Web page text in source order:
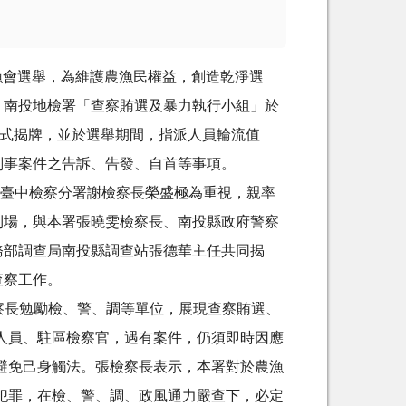
舉，為維護農漁民權益，創造乾淨選
投地檢署「查察賄選及暴力執行小組」於
揭牌，並於選舉期間，指派人員輪流值
案件之告訴、告發、自首等事項。
檢察分署謝檢察長榮盛極為重視，親率
，與本署張曉雯檢察長、南投縣政府警察
調查局南投縣調查站張德華主任共同揭
工作。
勵檢、警、調等單位，展現查察賄選、
、駐區檢察官，遇有案件，仍須即時因應
己身觸法。張檢察長表示，本署對於農漁
，在檢、警、調、政風通力嚴查下，必定